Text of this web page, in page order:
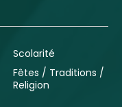
Scolarité
Fêtes / Traditions /
Religion